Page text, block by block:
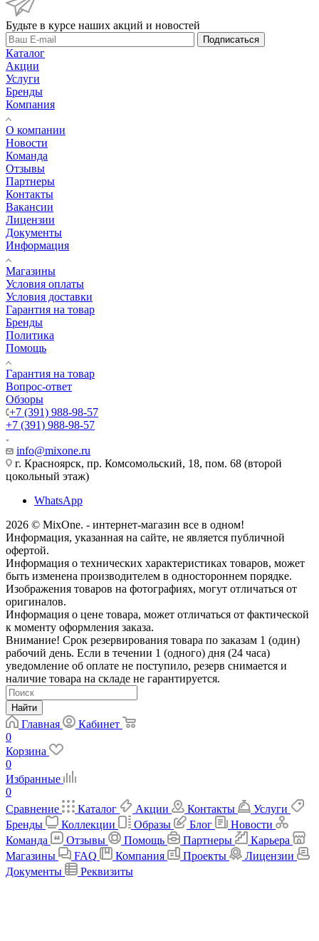
Будьте в курсе наших акций и новостей
Подписаться
Каталог
Акции
Услуги
Бренды
Компания
О компании
Новости
Команда
Отзывы
Партнеры
Контакты
Вакансии
Лицензии
Документы
Информация
Магазины
Условия оплаты
Условия доставки
Гарантия на товар
Бренды
Политика
Помощь
Гарантия на товар
Вопрос-ответ
Обзоры
+7 (391) 988-98-57
+7 (391) 988-98-57
info@mixone.ru
г. Красноярск, пр. Комсомольский, 18, пом. 68 (второй
цокольный этаж)
WhatsApp
2026 © MixOne. - интернет-магазин все в одном!
Информация, указанная на сайте, не является публичной
офертой.
Информация о технических характеристиках товаров, может
быть изменена производителем в одностороннем порядке.
Изображения товаров на фотографиях, могут отличаться от
оригиналов.
Информация о цене товара, может отличаться от фактической
к моменту оформления заказа.
Внимание! Срок резервирования товара по заказам 1 (один)
рабочий день. Если в течении 1 (одного) дня (24 часа)
уведомление об оплате не поступило, резерв снимается и
наличие товара на складе не гарантируется.
Найти
Главная
Кабинет
0
Корзина
0
Избранные
0
Сравнение
Каталог Акции Контакты
Услуги
Бренды
Коллекции Образы Блог
Новости
Команда
Отзывы Помощь Партнеры
Карьера
Магазины
FAQ Компания Проекты
Лицензии
Документы
Реквизиты